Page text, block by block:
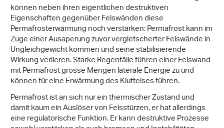
können neben ihren eigentlichen destruktiven
Eigenschaften gegenüber Felswänden diese
Permafrosterwärmung noch verstärken: Permafrost kann im
Zuge einer Ausaperung zuvor vergletscherter Felswände in
Ungleichgewicht kommen und seine stabilisierende
Wirkung verlieren. Starke Regenfälle führen einer Felswand
mit Permafrost grosse Mengen laterale Energie zu und
können für eine Erwärmung des Klufteises führen.
Permafrost ist an sich nur ein thermischer Zustand und
damit kaum ein Auslöser von Felsstürzen, er hat allerdings
eine regulatorische Funktion. Er kann destruktive Prozesse